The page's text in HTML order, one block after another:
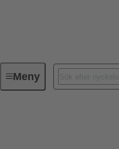
MenyFörbindningsteknik